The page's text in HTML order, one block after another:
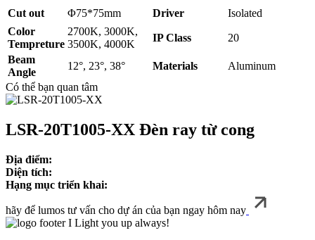
Cut out
Φ75*75mm Driver
Isolated
Color
Tempreture
2700K, 3000K,
3500K, 4000K
IP Class
20
Beam
Angle
12°, 23°, 38° Materials
Aluminum
Có thể bạn quan tâm
LSR-20T1005-XX Đèn ray từ cong
Địa điểm:
Diện tích:
Hạng mục triển khai:
hãy để lumos tư vấn cho dự án của bạn ngay hôm nay
I Light you up always!